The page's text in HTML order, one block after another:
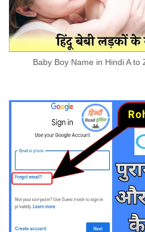
Baby Boy Name in Hindi A to